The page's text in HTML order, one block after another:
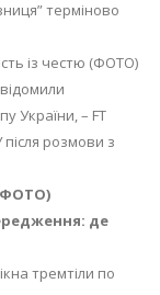
терміново
із честю (ФОТО)
України, – FT
розмови з
(ФОТО)
де
тремтіли по